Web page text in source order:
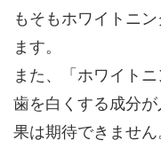
もそもホワイトニ
ます。
また、「ホワイト
歯を白くする成分
果は期待できません